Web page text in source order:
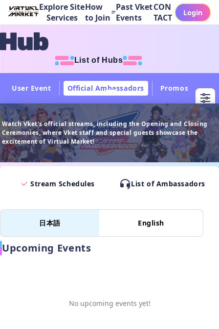
Explore Site
Services
How
to Join
Past Vket
Events
CON
TACT
Login
List of Hubs
User Event Official Ambassadors Promos
Watch Vket's official streams, including the Opening and Closing
Ceremonies, where Vket staff and special guests showcase the
excitement of Virtual Market!
Stream Schedules List of Ambassadors
日本語 English
Upcoming Events
No upcoming events yet!